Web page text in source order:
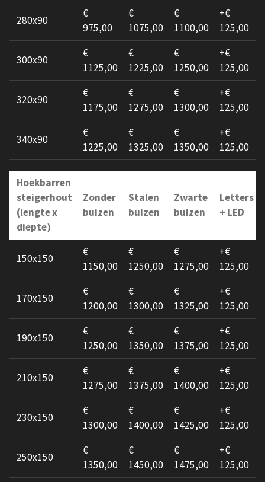
280x90
€
975,00
€
1075,00
€
1100,00
+€
125,00
300x90
€
1125,00
€
1225,00
€
1250,00
+€
125,00
320x90
€
1175,00
€
1275,00
€
1300,00
+€
125,00
340x90
€
1225,00
€
1325,00
€
1350,00
+€
125,00
Hoekbarren
steigerhout
(lengte x
diepte)
Zonder
buizen
Stalen
buizen
Zwarte
buizen
Letters
+ LED
150x150
€
1150,00
€
1250,00
€
1275,00
+€
125,00
170x150
€
1200,00
€
1300,00
€
1325,00
+€
125,00
190x150
€
1250,00
€
1350,00
€
1375,00
+€
125,00
210x150
€
1275,00
€
1375,00
€
1400,00
+€
125,00
230x150
€
1300,00
€
1400,00
€
1425,00
+€
125,00
250x150
€
1350,00
€
1450,00
€
1475,00
+€
125,00